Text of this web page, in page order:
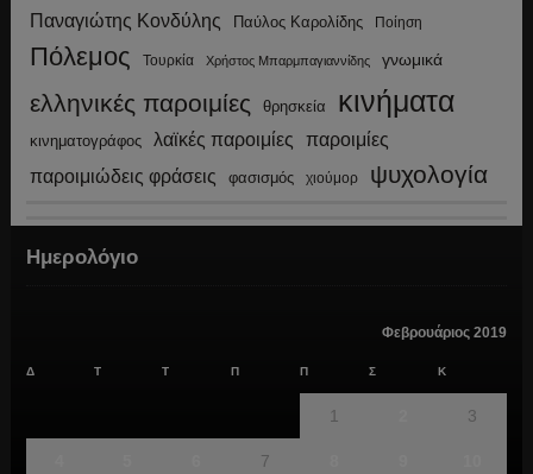
Παναγιώτης Κονδύλης Παύλος Καρολίδης Ποίηση
Πόλεμος Τουρκία Χρήστος Μπαρμπαγιαννίδης γνωμικά
ελληνικές παροιμίες θρησκεία κινήματα
κινηματογράφος λαϊκές παροιμίες παροιμίες
παροιμιώδεις φράσεις φασισμός χιούμορ ψυχολογία
Ημερολόγιο
Φεβρουάριος 2019
Δ Τ Τ Π Π Σ Κ
1 3
7